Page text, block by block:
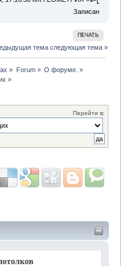
Записан
ПЕЧАТЬ
тема следующая тема »
» Forum» О форуме. »
»
Перейти в: